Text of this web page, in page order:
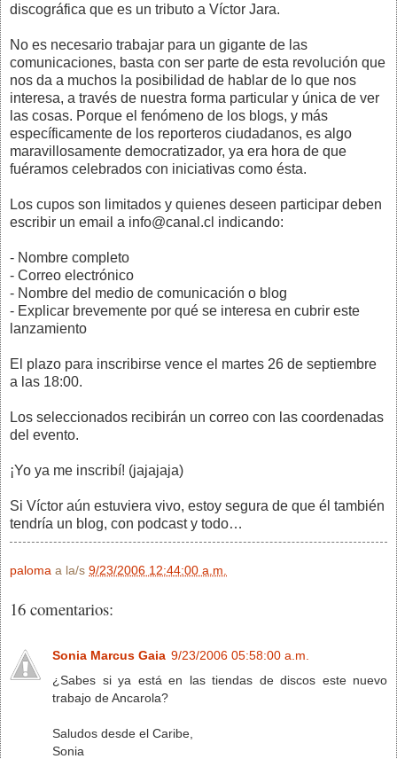
discográfica que es un tributo a Víctor Jara.
No es necesario trabajar para un gigante de las
comunicaciones, basta con ser parte de esta revolución que
nos da a muchos la posibilidad de hablar de lo que nos
interesa, a través de nuestra forma particular y única de ver
las cosas. Porque el fenómeno de los blogs, y más
específicamente de los reporteros ciudadanos, es algo
maravillosamente democratizador, ya era hora de que
fuéramos celebrados con iniciativas como ésta.
Los cupos son limitados y quienes deseen participar deben
escribir un email a info@canal.cl indicando:
- Nombre completo
- Correo electrónico
- Nombre del medio de comunicación o blog
- Explicar brevemente por qué se interesa en cubrir este
lanzamiento
El plazo para inscribirse vence el martes 26 de septiembre
a las 18:00.
Los seleccionados recibirán un correo con las coordenadas
del evento.
¡Yo ya me inscribí! (jajajaja)
Si Víctor aún estuviera vivo, estoy segura de que él también
tendría un blog, con podcast y todo…
paloma a la/s 9/23/2006 12:44:00 a.m.
16 comentarios:
Sonia Marcus Gaia 9/23/2006 05:58:00 a.m.
¿Sabes si ya está en las tiendas de discos este nuevo
trabajo de Ancarola?
Saludos desde el Caribe,
Sonia